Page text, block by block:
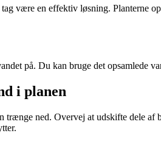
være en effektiv løsning. Planterne
på. Du kan bruge det opsamlede
i planen
trænge ned. Overvej at udskifte dele